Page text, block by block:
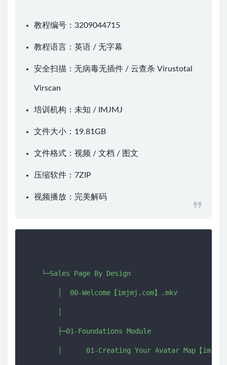
教程编号：3209044715
教程语言：英语 / 无字幕
安全扫描：无病毒无插件 / 云查杀 Virustotal
Virscan
培训机构：未知 / IMJMJ
文件大小：19.81GB
文件格式：视频 / 文档 / 图文
压缩软件： 7ZIP
视频播放： 完美解码
    └─Sales Page By Design
        │  00-Welcome【imjmj.com】.mkv
        ├─01-Foundations Module
│      01-Creating Your Avatar Map【